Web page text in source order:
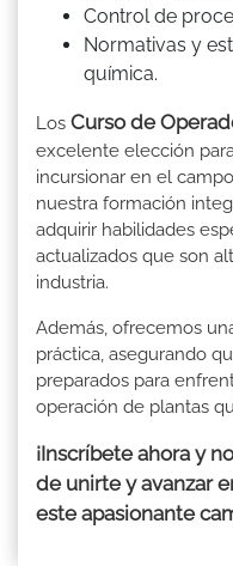
Control de
Normativas y
química.
Los Curso de
excelente elección
incursionar en el
nuestra formación
adquirir habilidades
actualizados que son
industria.
Además, ofrecemos
práctica, asegurando
preparados para
operación de plantas
¡Inscríbete ahora y
de unirte y avanzar
este apasionante